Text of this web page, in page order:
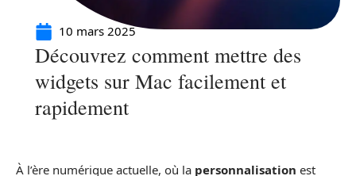
10 mars 2025
Découvrez comment mettre des
widgets sur Mac facilement et
rapidement
À l’ère numérique actuelle, où la personnalisation est